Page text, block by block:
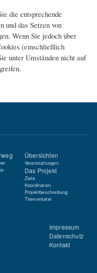
die entsprechende
und das Setzen von
Wenn Sie jedoch über
(einschließlich
unter Umständen nicht auf
Übersichten
Veranstaltungen
Das Projekt
Ziele
Koordination
Projektbeschreibung
Thementafel
Impressum
Datenschutz
Kontakt